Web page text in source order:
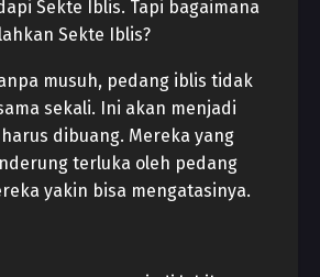
Sekte Iblis. Tapi bagaimana
Sekte Iblis?
musuh, pedang iblis tidak
sekali. Ini akan menjadi
dibuang. Mereka yang
terluka oleh pedang
yakin bisa mengatasinya.